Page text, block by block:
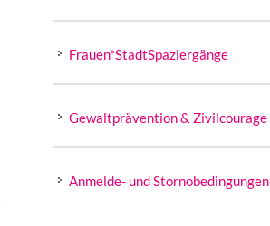
Frauen*StadtSpaziergänge
Gewaltprävention & Zivilcourage
Anmelde- und Stornobedingungen